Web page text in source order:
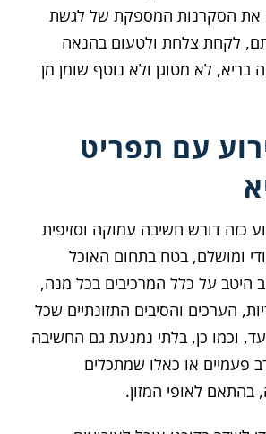
את הסקרנות המספקת של לגשת
לקחת צלחת ולטעום בהנאה
לא מטוגן ולא נוטף שומן מן
עם תפריט
כזה דורש חשיבה עמוקה וסזיפית
ומושלם, בטח בתחום האוכל
היטב על כלל המרכיבים בכל מנה,
הערכים והסיבים התזונתיים שכל
וכמו כן, בלתי נמנעת גם החשיבה
פעמיים או כאלו שמתכלים
בהתאם לאופי המזון.